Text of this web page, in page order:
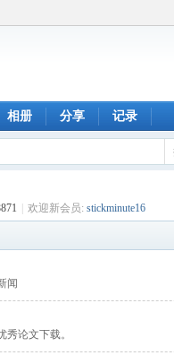
相册 分享 记录
欢迎新会员: stickminute16
闻
论文下载。